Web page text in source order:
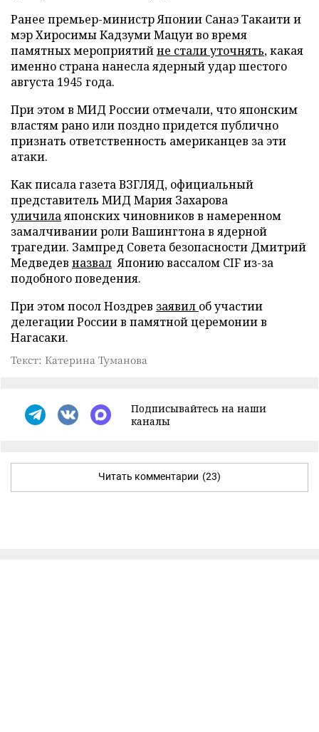
Ранее премьер-министр Японии Санаэ Такаити и
мэр Хиросимы Кадзуми Мацуи во время
памятных мероприятийне стали уточнять, какая
именно страна нанесла ядерный удар шестого
августа 1945 года.
При этом в МИД России отмечали, что японским
властям рано или поздно придется публично
признать ответственность американцев за эти
атаки.
Как писала газета ВЗГЛЯД, официальный
представитель МИД Мария Захарова
уличилаяпонских чиновников в намеренном
замалчивании роли Вашингтона в ядерной
трагедии. Зампред Совета безопасности Дмитрий
Медведев назвал Японию вассалом CIF из-за
подобного поведения.
При этом посол Ноздрев заявил об участии
делегации России в памятной церемонии в
Нагасаки.
Текст: Катерина Туманова
Подписывайтесь на наши
каналы
Читать комментарии (23)